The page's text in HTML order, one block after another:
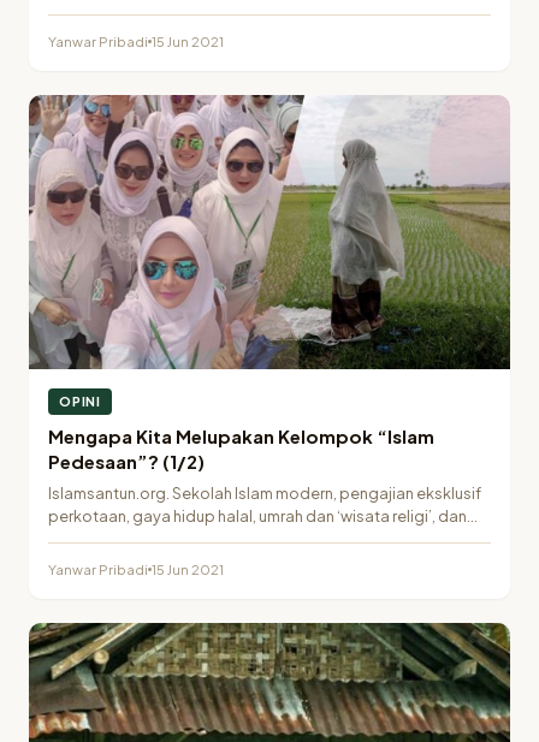
negara yang semakin…
Yanwar Pribadi 15 Jun 2021
OPINI
Mengapa Kita Melupakan Kelompok “Islam
Pedesaan”? (1/2)
Islamsantun.org. Sekolah Islam modern, pengajian eksklusif
perkotaan, gaya hidup halal, umrah dan ‘wisata religi’, dan
ketertarikan…
Yanwar Pribadi 15 Jun 2021